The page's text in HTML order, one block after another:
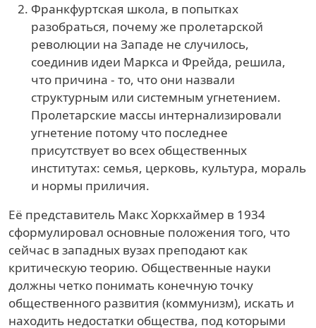
Франкфуртская школа, в попытках
разобраться, почему же пролетарской
революции на Западе не случилось,
соединив идеи Маркса и Фрейда, решила,
что причина - то, что они назвали
структурным или системным угнетением.
Пролетарские массы интернализировали
угнетение потому что последнее
присутствует во всех общественных
институтах: семья, церковь, культура, мораль
и нормы приличия.
Её представитель Макс Хоркхаймер в 1934
сформулировал основные положения того, что
сейчас в западных вузах преподают как
критическую теорию. Общественные науки
должны четко понимать конечную точку
общественного развития (коммунизм), искать и
находить недостатки общества, под которыми